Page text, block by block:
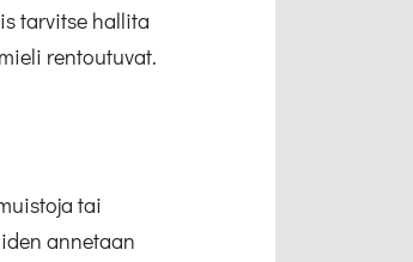
tarvitse hallita
rentoutuvat.
tai
annetaan